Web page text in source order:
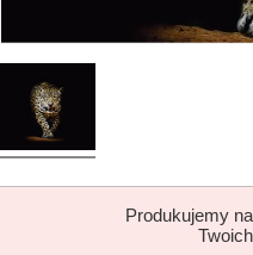
Produkujemy